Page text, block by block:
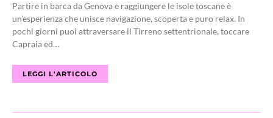
Partire in barca da Genova e raggiungere le isole toscane è
un’esperienza che unisce navigazione, scoperta e puro relax. In
pochi giorni puoi attraversare il Tirreno settentrionale, toccare
Capraia ed…
LEGGI L'ARTICOLO